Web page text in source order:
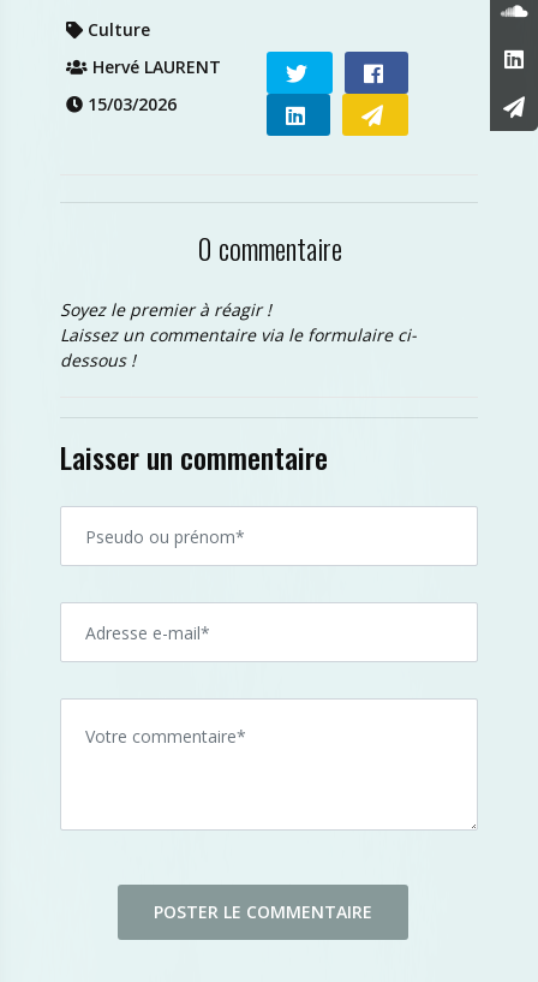
Culture
Hervé LAURENT
15/03/2026
0 commentaire
Soyez le premier à réagir !
Laissez un commentaire via le formulaire ci-
dessous !
Laisser un commentaire